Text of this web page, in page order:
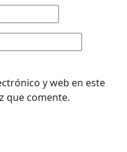
y web en este
que comente.